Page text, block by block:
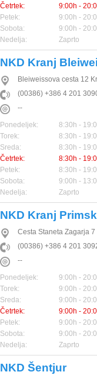
Četrtek:
9:00h -
Petek:
9:00h -
Sobota:
9:00h -
Nedelja:
Zaprto
NKD Kranj
Bleiweissova cesta 12
(00386) +386 4 201
--
Ponedeljek:
8:30h -
Torek:
8:30h -
Sreda:
8:30h -
Četrtek:
8:30h -
Petek:
8:30h -
Sobota:
9:00h -
Nedelja:
Zaprto
NKD Kranj
Cesta Staneta Zagarja 7
(00386) +386 4 201
--
Ponedeljek:
9:00h -
Torek:
9:00h -
Sreda:
9:00h -
Četrtek:
9:00h -
Petek:
9:00h -
Sobota:
9:00h -
Nedelja:
Zaprto
NKD Šentjur